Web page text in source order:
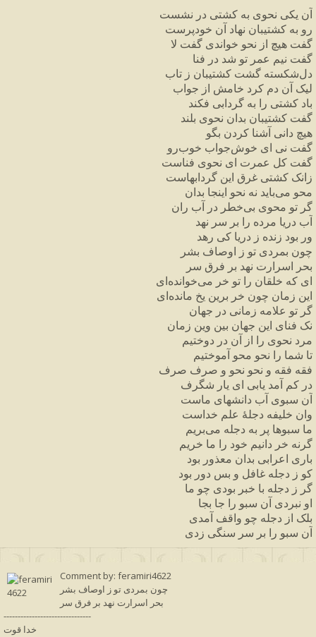
آن یکی نحوی به کشتی در نشست
رو به کشتیبان نهاد آن خودپرست
گفت هیچ از نحو خواندی گفت لا
گفت نیم عمر تو شد در فنا
دل‌شکسته گشت کشتیبان ز تاب
لیک آن دم کرد خامش از جواب
باد کشتی را به گردابی فکند
گفت کشتیبان بدان نحوی بلند
هیچ دانی آشنا کردن بگو
گفت نی ای خوش‌جواب خوب‌رو
گفت کل عمرت ای نحوی فناست
زانک کشتی غرق این گردابهاست
محو می‌باید نه نحو اینجا بدان
گر تو محوی بی‌خطر در آب ران
آب دریا مرده را بر سر نهد
ور بود زنده ز دریا کی رهد
چون بمردی تو ز اوصاف بشر
بحر اسرارت نهد بر فرق سر
ای که خلقان را تو خر می‌خوانده‌ای
این زمان چون خر برین یخ مانده‌ای
گر تو علامه زمانی در جهان
نک فنای این جهان بین وین زمان
مرد نحوی را از آن در دوختیم
تا شما را نحو محو آموختیم
فقه فقه و نحو نحو و صرف صرف
در کم آمد یابی ای یار شگرف
آن سبوی آب دانشهای ماست
وان خلیفه دجلهٔ علم خداست
ما سبوها پر به دجله می‌بریم
گرنه خر دانیم خود را ما خریم
باری اعرابی بدان معذور بود
کو ز دجله غافل و بس دور بود
گر ز دجله با خبر بودی چو ما
او نبردی آن سبو را جا بجا
بلک از دجله چو واقف آمدی
آن سبو را بر سر سنگی زدی
Comment by: feramiri4622
چون بمردی تو ز اوصاف بشر
بحر اسرارت نهد بر فرق سر
-------------------------------
خدا قوت